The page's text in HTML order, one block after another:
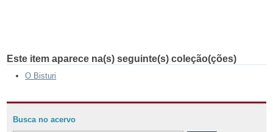
Este item aparece na(s) seguinte(s) coleção(ções)
O Bisturi
Busca no acervo